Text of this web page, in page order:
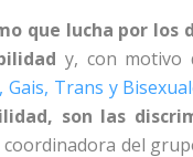
que lucha por los
y, con motivo
Gais, Trans y
son las
del